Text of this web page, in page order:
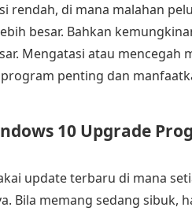
rendah, di mana malahan
besar. Bahkan
Mengatasi atau mencegah
penting dan
10 Upgrade
update terbaru di mana
Bila memang sedang sibuk,